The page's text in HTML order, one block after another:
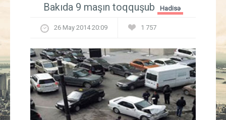
İqtisadiyyat
Hadisə
Güney Azərbaycan
Mədəniyyət
Bakıda 9 maşın toqquşub Hadisə
26 May 2014 20:09 1 757